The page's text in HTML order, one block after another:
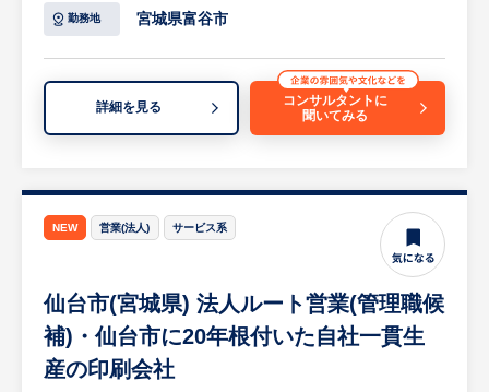
できます。加えて、開発用地、事業用地の売
取引に関する知見を得ることができます。
・働き方：フレックス制度やフリーアドレ
ス、在宅勤務とオフィス出社のハイブリッド
・報酬体系：基本給＋インセンティブを導入
しており、ご自身の活躍活動と業績次第で業
界高水準の賞与を得ることができます。チー
ムでの営業や様々な研修を通し成長をサポー
トする環境が整っておりますので、安心して
チャレンジ頂けます。
・課題解決型の提案営業：大手ゼネコンやハ
ウスメーカー、商社、設計事務所に対し、
「施工負担を減らしたい」「特殊な木材を接
・既存顧客フォローおよび新規開拓：担当エ
リア（全国／入社後決定）の既存顧客との関
係構築に加え、木造化ニーズを持つ新規顧客
・マーケティング・販売促進の企画：市場動
向を踏まえた販売戦略の立案や、展示会など
の販促活動にも携わっていただきます。将来
的にはマーケティング専門部署の立ち上げに
勤務地 宮城県富谷市
詳細を見る
コンサルタントに
聞いてみる
NEW 営業(法人) サービス系
仙台市(宮城県) 法人ルート営業(管理職候
補)・仙台市に20年根付いた自社一貫生
産の印刷会社